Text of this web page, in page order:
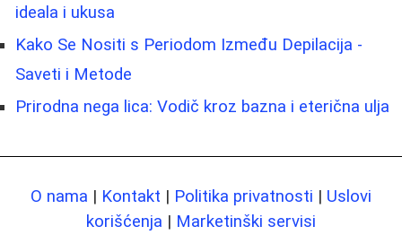
ideala i ukusa
Kako Se Nositi s Periodom Između Depilacija -
Saveti i Metode
Prirodna nega lica: Vodič kroz bazna i eterična ulja
O nama | Kontakt | Politika privatnosti | Uslovi
korišćenja | Marketinški servisi